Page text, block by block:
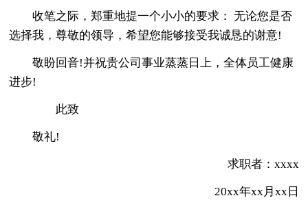
收笔之际，郑重地提一个小小的要求： 无论您是否
选择我，尊敬的领导，希望您能够接受我诚恳的谢意!
敬盼回音!并祝贵公司事业蒸蒸日上，全体员工健康
进步!
此致
敬礼!
求职者：xxxx
20xx年xx月xx日